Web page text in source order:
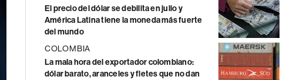
El precio del dólar se debilita en julio y
América Latina tiene la moneda más fuerte
del mundo
COLOMBIA
La mala hora del exportador colombiano:
dólar barato, aranceles y fletes que no dan